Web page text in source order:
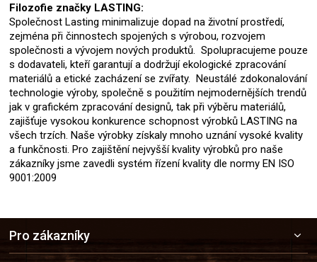
Filozofie značky LASTING:
Společnost Lasting minimalizuje dopad na životní prostředí,
zejména při činnostech spojených s výrobou, rozvojem
společnosti a vývojem nových produktů. Spolupracujeme pouze
s dodavateli, kteří garantují a dodržují ekologické zpracování
materiálů a etické zacházení se zvířaty. Neustálé zdokonalování
technologie výroby, společně s použitím nejmodernějších trendů
jak v grafickém zpracování designů, tak při výběru materiálů,
zajišťuje vysokou konkurence schopnost výrobků LASTING na
všech trzích. Naše výrobky získaly mnoho uznání vysoké kvality
a funkčnosti. Pro zajištění nejvyšší kvality výrobků pro naše
zákazníky jsme zavedli systém řízení kvality dle normy EN ISO
9001:2009
Pro zákazníky